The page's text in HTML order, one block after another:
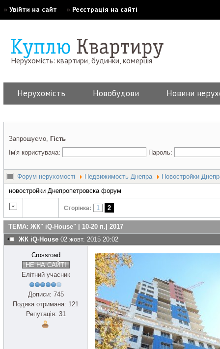
» Увійти на сайт » Реєстрація на сайті
Нерухомість: квартири, будинки, комерція
Нерухомість Новобудови Новини
Запрошуємо, Гість
Ім'я користувача:
Пароль:
Форум нерухомості Недвижимость Днепра
Новостройки
новостройки Днепропетровска форум
Сторінка: 1 2
ТЕМА: ЖК" iQ-House" | 10-20 п.| 2017
ЖК iQ-House 02 жовт. 2015 20:02
Crossroad
НЕ НА САЙТІ
Елітний учасник
Дописи: 745
Подяка отримана: 121
Репутація: 31